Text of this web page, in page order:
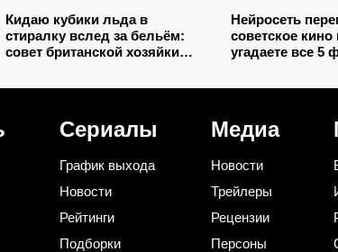
Кидаю кубики льда в
стиралку вслед за бельём:
совет британской хозяйки
Нейросеть
советское кино
угадаете все 5
Сериалы
График выхода
Новости
Рейтинги
Подборки
Медиа
Новости
Трейлеры
Рецензии
Персоны